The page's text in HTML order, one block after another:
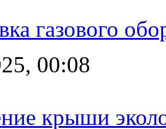
газового
00:08
крыши